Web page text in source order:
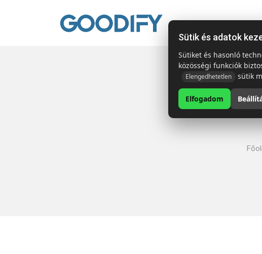
Kezdőlap
Sütik és adatok
Sütiket és hasonló
közösségi funkciók
Elengedhetetlen sütik
Elfogadom